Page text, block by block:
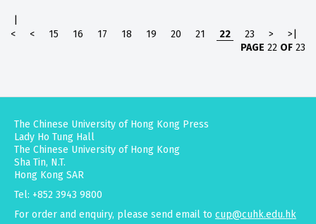
<
< 15 16 17 18 19 20 21 22 23 >
>|
PAGE 22 OF 23
The Chinese University of Hong Kong Press
Lady Ho Tung Hall
The Chinese University of Hong Kong
Sha Tin, N.T.
Hong Kong SAR
Tel: +852 3943 9800
For order and enquiry, please send email to cup@cuhk.edu.hk